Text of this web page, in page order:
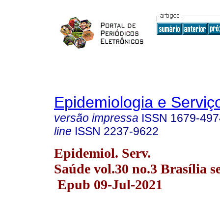
Epidemiologia e
versão impressa ISSN 1679-
line ISSN 2237-9622
Epidemiol. Serv.
Saúde vol.30 no.3 Brasília
Epub 09-Jul-2021